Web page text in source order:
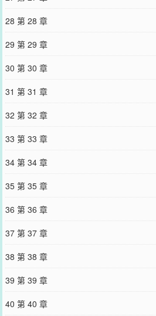
28 第 28 章
29 第 29 章
30 第 30 章
31 第 31 章
32 第 32 章
33 第 33 章
34 第 34 章
35 第 35 章
36 第 36 章
37 第 37 章
38 第 38 章
39 第 39 章
40 第 40 章